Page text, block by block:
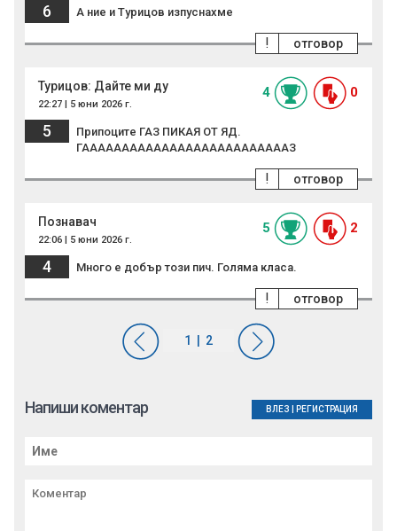
6 А ние и Турицов изпуснахме
отговор
!
Турицов: Дайте ми ду
22:27 | 5 юни 2026 г.
4 0
5
Припоците ГАЗ ПИКАЯ ОТ ЯД.
ГААААААААААААААААААААААААААЗ
отговор
!
Познавач
22:06 | 5 юни 2026 г.
5 2
4 Много е добър този пич. Голяма класа.
отговор
!
Напиши коментар ВЛЕЗ РЕГИСТРАЦИЯ